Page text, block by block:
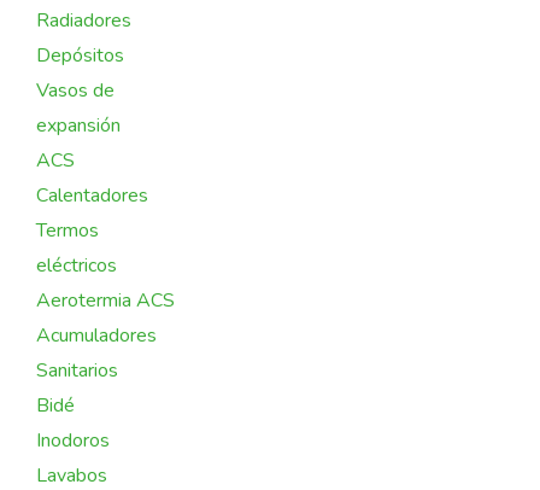
Radiadores
Depósitos
Vasos de
expansión
ACS
Calentadores
Termos
eléctricos
Aerotermia ACS
Acumuladores
Sanitarios
Bidé
Inodoros
Lavabos